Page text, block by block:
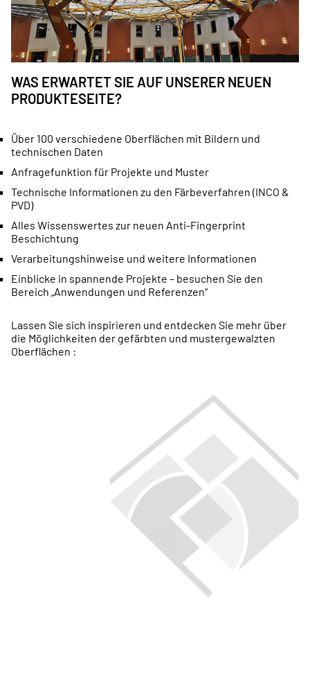
WAS ERWARTET SIE AUF UNSERER NEUEN
PRODUKTESEITE?
Über 100 verschiedene Oberflächen mit Bildern und
technischen Daten
Anfragefunktion für Projekte und Muster
Technische Informationen zu den Färbeverfahren (INCO &
PVD)
Alles Wissenswertes zur neuen Anti-Fingerprint
Beschichtung
Verarbeitungshinweise und weitere Informationen
Einblicke in spannende Projekte – besuchen Sie den
Bereich „Anwendungen und Referenzen“
Lassen Sie sich inspirieren und entdecken Sie mehr über
die Möglichkeiten der gefärbten und mustergewalzten
Oberflächen :